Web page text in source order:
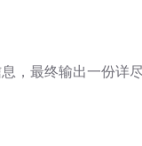
，最终输出一份详尽